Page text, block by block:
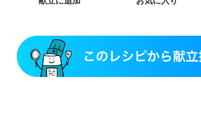
乳がん治療を終えた方・経過観察中の方など
胃がん治療を終えた方・経過観察中の方
大腸がん治療を終えた方・経過観察中の方